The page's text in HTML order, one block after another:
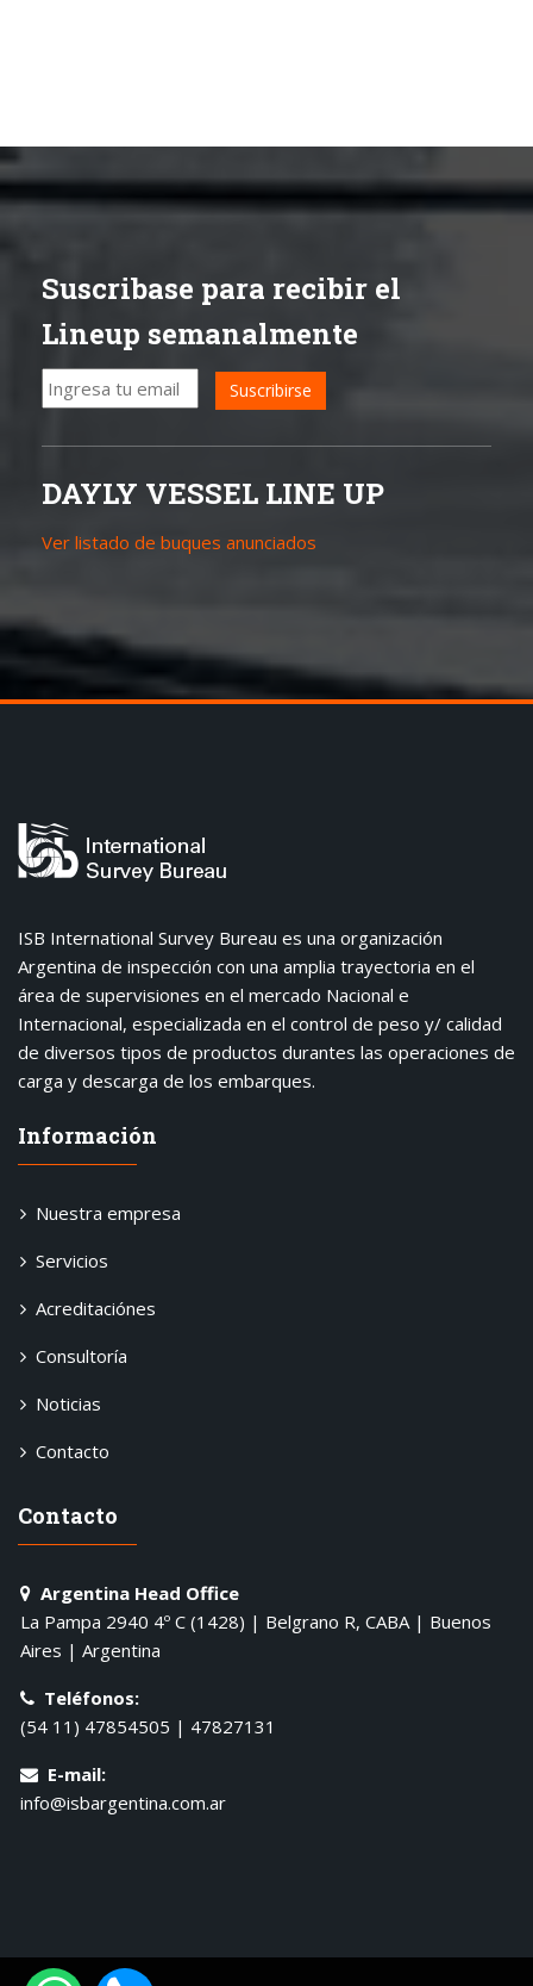
Suscribase para recibir el
Lineup semanalmente
DAYLY VESSEL LINE UP
Ver listado de buques anunciados
ISB International Survey Bureau es una organización
Argentina de inspección con una amplia trayectoria en el
área de supervisiones en el mercado Nacional e
Internacional, especializada en el control de peso y/ calidad
de diversos tipos de productos durantes las operaciones de
carga y descarga de los embarques.
Información
Nuestra empresa
Servicios
Acreditaciónes
Consultoría
Noticias
Contacto
Contacto
Argentina Head Office
La Pampa 2940 4º C (1428) | Belgrano R, CABA | Buenos
Aires | Argentina
Teléfonos:
(54 11) 47854505 | 47827131
E-mail:
info@isbargentina.com.ar